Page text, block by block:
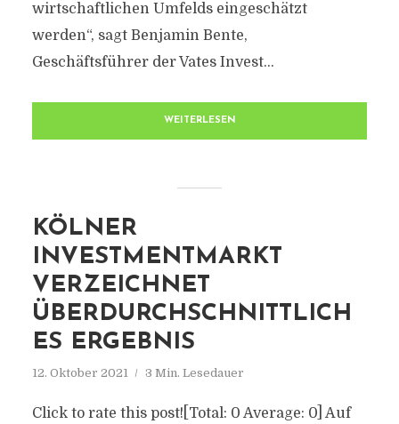
wirtschaftlichen Umfelds eingeschätzt
werden“, sagt Benjamin Bente,
Geschäftsführer der Vates Invest...
WEITERLESEN
KÖLNER
INVESTMENTMARKT
VERZEICHNET
ÜBERDURCHSCHNITTLICH
ES ERGEBNIS
12. Oktober 2021 3 Min. Lesedauer
Click to rate this post![Total: 0 Average: 0] Auf